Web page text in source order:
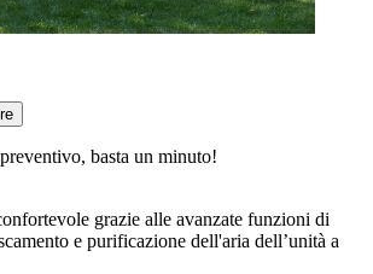
basta un minuto!
grazie alle avanzate funzioni di
e purificazione dell'aria dell’unità a